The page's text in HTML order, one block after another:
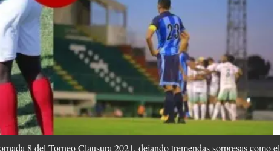
8 del Torneo Clausura 2021, dejando tremendas sorpresas como el